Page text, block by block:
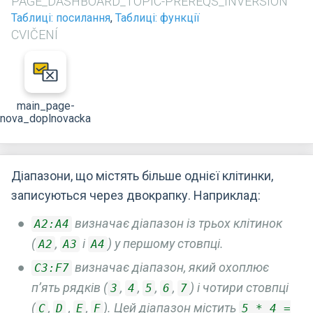
Таблиці: посилання, Таблиці: функції
CVIČENÍ
main_page-
nova_doplnovacka
Діапазони, що містять більше однієї клітинки,
записуються через двокрапку. Наприклад:
A2:A4 визначає діапазон із трьох клітинок
( A2 , A3 і A4 ) у першому стовпці.
C3:F7 визначає діапазон, який охоплює
п’ять рядків ( 3 , 4 , 5 , 6 , 7 ) і чотири стовпці
( C , D , E , F ). Цей діапазон містить 5 * 4 =